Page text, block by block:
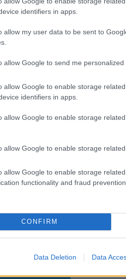
identifiers in apps.
allow my user data to be sent to
allow Google to send me personalized
allow Google to enable storage
identifiers in apps.
allow Google to enable storage
allow Google to enable storage
allow Google to enable storage
functionality and fraud
CONFIRM
Data Deletion Data
és azt elfogadom.
hangulata – Jön a második